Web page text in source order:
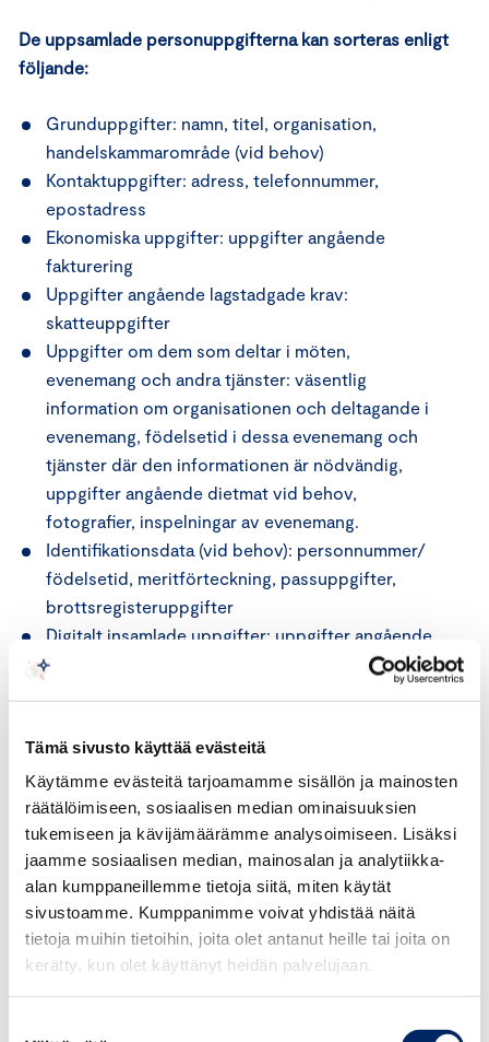
Tämä sivusto käyttää evästeitä
Käytämme evästeitä tarjoamamme sisällön ja mainosten
räätälöimiseen, sosiaalisen median ominaisuuksien
tukemiseen ja kävijämäärämme analysoimiseen. Lisäksi
jaamme sosiaalisen median, mainosalan ja analytiikka-
alan kumppaneillemme tietoja siitä, miten käytät
sivustoamme. Kumppanimme voivat yhdistää näitä
tietoja muihin tietoihin, joita olet antanut heille tai joita on
kerätty, kun olet käyttänyt heidän palvelujaan.
De uppsamlade personuppgifterna kan sorteras enligt
följande:
Grunduppgifter: namn, titel, organisation,
handelskammarområde (vid behov)
Kontaktuppgifter: adress, telefonnummer,
epostadress
Ekonomiska uppgifter: uppgifter angående
fakturering
Uppgifter angående lagstadgade krav:
skatteuppgifter
Uppgifter om dem som deltar i möten,
evenemang och andra tjänster: väsentlig
information om organisationen och deltagande i
evenemang, födelsetid i dessa evenemang och
tjänster där den informationen är nödvändig,
uppgifter angående dietmat vid behov,
fotografier, inspelningar av evenemang.
Identifikationsdata (vid behov): personnummer/
födelsetid, meritförteckning, passuppgifter,
brottsregisteruppgifter
Digitalt insamlade uppgifter: uppgifter angående
digitala tjänster och uppgifter om bruk av den
digitala tjänst som är skapad för användaren samt
användarens digitala anordningar (som datorer
och mobila anordningar) samt uppgifter om
cookies och annan liknande teknik.
Andra uppgifter: personuppgifter angående
ärenden som behandlas i utskott och råd,
uppgifter angående auktorisering eller
godkännande, uppgifter om enskild arbetstagares
arbetsår angående beviljandet av förtjänsttecken,
uppgifter angående forskningsverksamhet,
uppgifter om medlemskap i Internationella